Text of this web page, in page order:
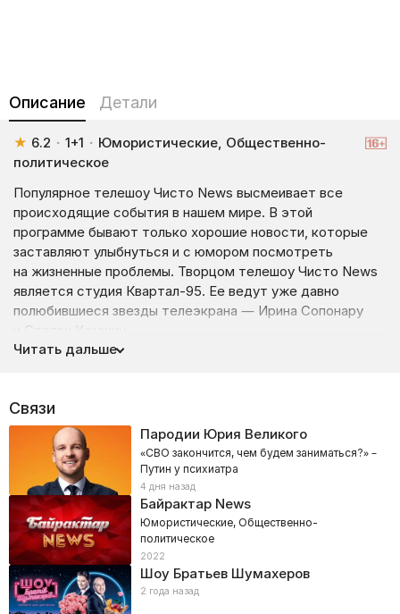
Описание Детали
★ 6.2 · 1+1 · Юмористические, Общественно-
политическое
Популярное телешоу Чисто News высмеивает все
происходящие события в нашем мире. В этой
программе бывают только хорошие новости, которые
заставляют улыбнуться и с юмором посмотреть
на жизненные проблемы. Творцом телешоу Чисто News
является студия Квартал-95. Ее ведут уже давно
полюбившиеся звезды телеэкрана — Ирина Сопонару
и Степан Казанин.
В новостях «Чисто News» есть несколько рубрик,
равнодушным. Если представить типичный выпуск
хороших новостей от Чисто Ньюз, то он будет таким:
Рубрику Рот народа, где в комедийной форме один
из артистов Квартала будет комментировать
новости
Репортаж корреспондента Артема, который
будет в очередной раз обращаться к обычным
прохожим с вопросом на тему какой-нибудь
выдуманной и глупой новости, которую люди
воспринимают за правду
Также в чисто Чисто News будут
Читать дальше
Связи
Пародии Юрия Великого
«СВО закончится, чем будем заниматься?» –
Путин у психиатра
4 дня назад
Байрактар News
Юмористические, Общественно-
политическое
2022
Шоу Братьев Шумахеров
2 года назад